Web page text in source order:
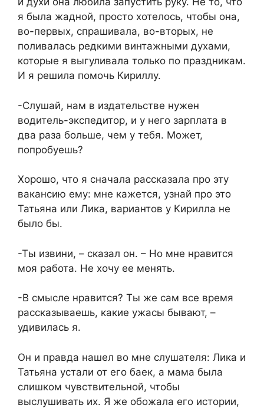
я была жадной, просто хотелось, чтобы она,
во-первых, спрашивала, во-вторых, не
поливалась редкими винтажными духами,
которые я выгуливала только по праздникам.
И я решила помочь Кириллу.
-Слушай, нам в издательстве нужен
водитель-экспедитор, и у него зарплата в
два раза больше, чем у тебя. Может,
попробуешь?
Хорошо, что я сначала рассказала про эту
вакансию ему: мне кажется, узнай про это
Татьяна или Лика, вариантов у Кирилла не
было бы.
-Ты извини, – сказал он. – Но мне нравится
моя работа. Не хочу ее менять.
-В смысле нравится? Ты же сам все время
рассказываешь, какие ужасы бывают, –
удивилась я.
Он и правда нашел во мне слушателя: Лика и
Татьяна устали от его баек, а мама была
слишком чувствительной, чтобы
выслушивать их. Я же обожала его истории,